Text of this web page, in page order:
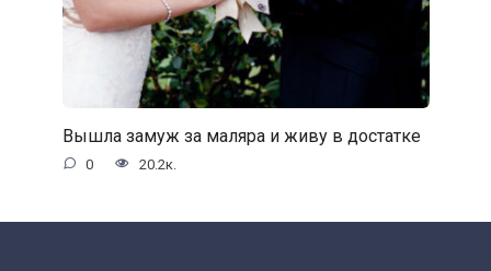
Вышла замуж за маляра и живу в достатке
0 20.2к.